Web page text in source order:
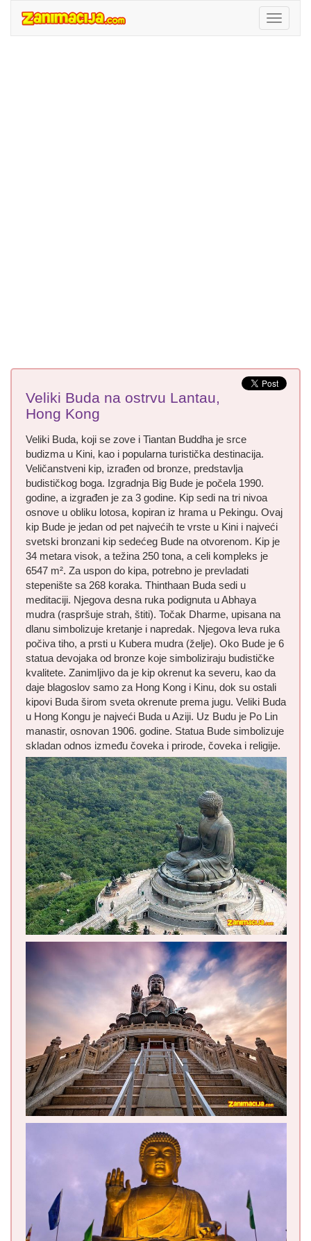
Veliki Buda na ostrvu Lantau,
Hong Kong
Veliki Buda, koji se zove i Tiantan Buddha je srce
budizma u Kini, kao i popularna turistička destinacija.
Veličanstveni kip, izrađen od bronze, predstavlja
budističkog boga. Izgradnja Big Bude je počela 1990.
godine, a izgrađen je za 3 godine. Kip sedi na tri nivoa
osnove u obliku lotosa, kopiran iz hrama u Pekingu. Ovaj
kip Bude je jedan od pet najvećih te vrste u Kini i najveći
svetski bronzani kip sedećeg Bude na otvorenom. Kip je
34 metara visok, a težina 250 tona, a celi kompleks je
6547 m². Za uspon do kipa, potrebno je prevladati
stepenište sa 268 koraka. Thinthaan Buda sedi u
meditaciji. Njegova desna ruka podignuta u Abhaya
mudra (raspršuje strah, štiti). Točak Dharme, upisana na
dlanu simbolizuje kretanje i napredak. Njegova leva ruka
počiva tiho, a prsti u Kubera mudra (želje). Oko Bude je 6
statua devojaka od bronze koje simboliziraju budističke
kvalitete. Zanimljivo da je kip okrenut ka severu, kao da
daje blagoslov samo za Hong Kong i Kinu, dok su ostali
kipovi Buda širom sveta okrenute prema jugu. Veliki Buda
u Hong Kongu je najveći Buda u Aziji. Uz Budu je Po Lin
manastir, osnovan 1906. godine. Statua Bude simbolizuje
skladan odnos između čoveka i prirode, čoveka i religije.